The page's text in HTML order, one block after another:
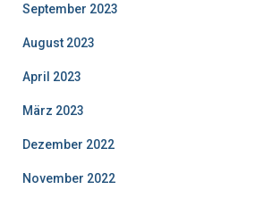
September 2023
August 2023
April 2023
März 2023
Dezember 2022
November 2022